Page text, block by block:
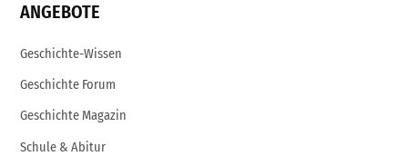
ANGEBOTE
Geschichte-Wissen
Geschichte Forum
Geschichte Magazin
Schule & Abitur